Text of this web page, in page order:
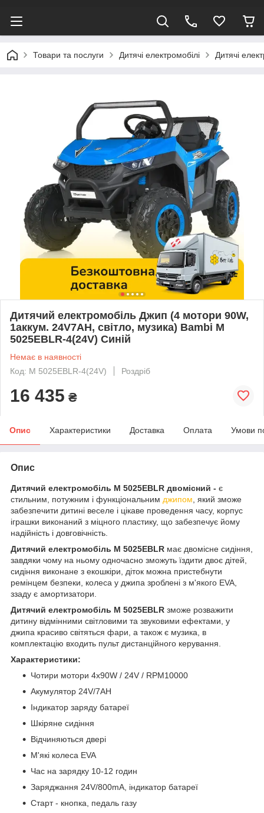
Товари та послуги Дитячі електромобілі Дитячі
Дитячий електромобіль Джип (4 мотори 90W,
1аккум. 24V7AH, світло, музика) Bambi M
5025EBLR-4(24V) Синій
Немає в наявності
Код: M 5025EBLR-4(24V)
Роздріб
16 435 ₴
Опис Характеристики Доставка Оплата Умови
Опис
Дитячий електромобіль M 5025EBLR двомісний - є
стильним, потужним і функціональним джипом , який зможе
забезпечити дитині веселе і цікаве проведення часу, корпус
іграшки виконаний з міцного пластику, що забезпечує йому
надійність і довговічність.
Дитячий електромобіль M 5025EBLR має двомісне сидіння,
завдяки чому на ньому одночасно зможуть їздити двоє дітей,
сидіння виконане з екошкіри, діток можна пристебнути
ремінцем безпеки, колеса у джипа зроблені з м'якого EVA,
ззаду є амортизатори.
Дитячий електромобіль M 5025EBLR зможе розважити
дитину відмінними світловими та звуковими ефектами, у
джипа красиво світяться фари, а також є музика, в
комплектацію входить пульт дистанційного керування.
Характеристики:
Чотири мотори 4х90W / 24V / RPM10000
Акумулятор 24V/7AH
Індикатор заряду батареї
Шкіряне сидіння
Відчиняються двері
М'які колеса EVA
Час на зарядку 10-12 годин
Заряджання 24V/800mA, індикатор батареї
Старт - кнопка, педаль газу